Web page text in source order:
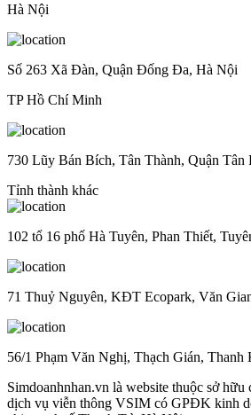
Hà Nội
Số 263 Xã Đàn, Quận Đống Đa, Hà Nội
TP Hồ Chí Minh
730 Lũy Bán Bích, Tân Thành, Quận Tân
Tỉnh thành khác
102 tổ 16 phố Hà Tuyên, Phan Thiết,
71 Thuỷ Nguyên, KĐT Ecopark, Văn
56/1 Phạm Văn Nghị, Thạch Gián, Thanh
Simdoanhnhan.vn là website thuộc sở hữu
dịch vụ viễn thông VSIM có GPĐK kinh